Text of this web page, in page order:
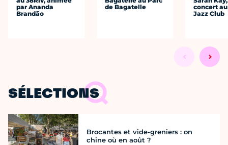
par Ananda
Brandão
de Bagatelle
concert
Jazz Club
SÉLECTIONS
Brocantes et vide-greniers : on
chine où en août ?